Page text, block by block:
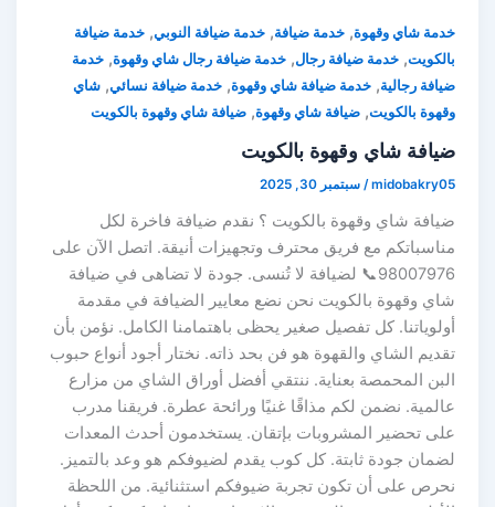
خدمة شاي وقهوة, خدمة ضيافة, خدمة ضيافة النوبي, خدمة ضيافة
بالكويت, خدمة ضيافة رجال , خدمة ضيافة رجال شاي وقهوة, خدمة
ضيافة رجالية, خدمة ضيافة شاي وقهوة, خدمة ضيافة نسائي, شاي
وقهوة بالكويت, ضيافة شاي وقهوة, ضيافة شاي وقهوة بالكويت
ضيافة شاي وقهوة بالكويت
midobakry05
/سبتمبر 30, 2025
ضيافة شاي وقهوة بالكويت ؟ نقدم ضيافة فاخرة لكل
مناسباتكم مع فريق محترف وتجهيزات أنيقة. اتصل الآن على
98007976📞 لضيافة لا تُنسى. جودة لا تضاهى في ضيافة
شاي وقهوة بالكويت نحن نضع معايير الضيافة في مقدمة
أولوياتنا. كل تفصيل صغير يحظى باهتمامنا الكامل. نؤمن بأن
تقديم الشاي والقهوة هو فن بحد ذاته. نختار أجود أنواع حبوب
البن المحمصة بعناية. ننتقي أفضل أوراق الشاي من مزارع
عالمية. نضمن لكم مذاقًا غنيًا ورائحة عطرة. فريقنا مدرب
على تحضير المشروبات بإتقان. يستخدمون أحدث المعدات
لضمان جودة ثابتة. كل كوب يقدم لضيوفكم هو وعد بالتميز.
نحرص على أن تكون تجربة ضيوفكم استثنائية. من اللحظة